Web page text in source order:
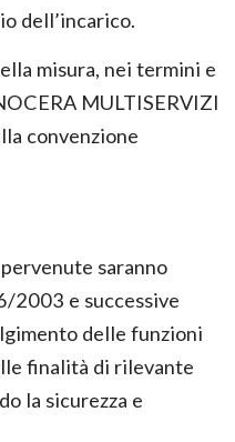
dell’incarico.
misura, nei termini e
MULTISERVIZI
convenzione
saranno
2003 e successive
delle funzioni
finalità di rilevante
la sicurezza e